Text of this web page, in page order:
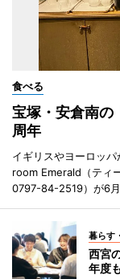
食べる
宝塚・安倉南の
周年
イギリスやヨーロッ
room Emerald（ティ
0797-84-2519）が6月
暮らす
西宮
年度